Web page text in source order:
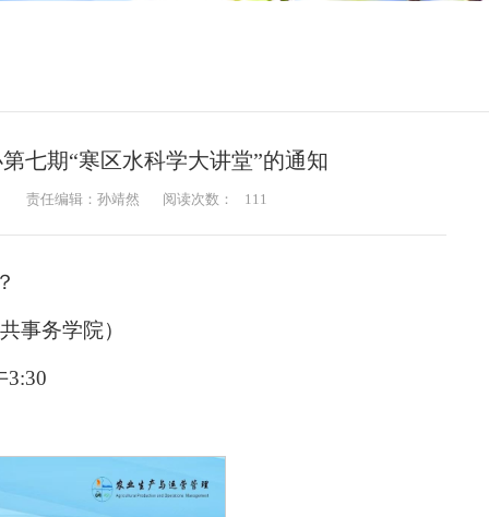
七期“寒区水科学大讲堂”的通知
责任编辑：孙靖然 阅读次数： 111
事务学院）
3:30